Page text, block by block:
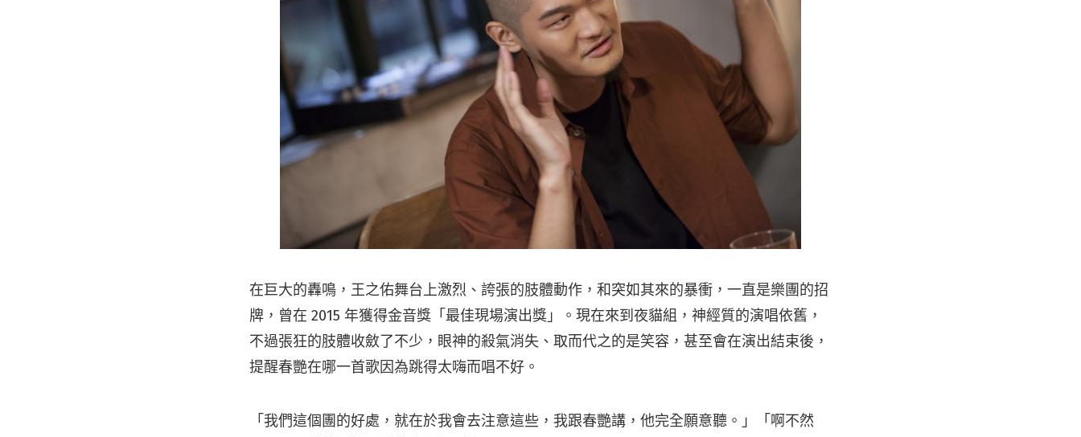
在巨大的轟鳴，王之佑舞台上激烈、誇張的肢體動作，和突如其來的暴衝，一直是樂團的招
牌，曾在 2015 年獲得金音獎「最佳現場演出獎」。現在來到夜貓組，神經質的演唱依舊，
不過張狂的肢體收斂了不少，眼神的殺氣消失、取而代之的是笑容，甚至會在演出結束後，
提醒春艷在哪一首歌因為跳得太嗨而唱不好。
「我們這個團的好處，就在於我會去注意這些，我跟春艷講，他完全願意聽。」「啊不然